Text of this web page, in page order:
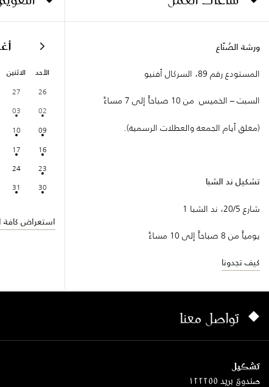
ورشة الصُنّاع
المستودع رقم 89، السركال أفنيو
السبت – الخميس من 10 صباحاً إلى 7 مساءً
(مغلق أيام الجمعة والعطلات الرسمية).
تشكيل ند الشبا
شارع 20/5، ند الشبا 1
يومياً من 8 صباحاً إلى 10 مساءً
كيف تجدونا
الأحد الاثنين
26
27
02
03
09
10
16
17
23
24
30
31
استعراض كافة
تواصل معنا
تشكيل
صندوق بريد ١٢٢٢٥٥